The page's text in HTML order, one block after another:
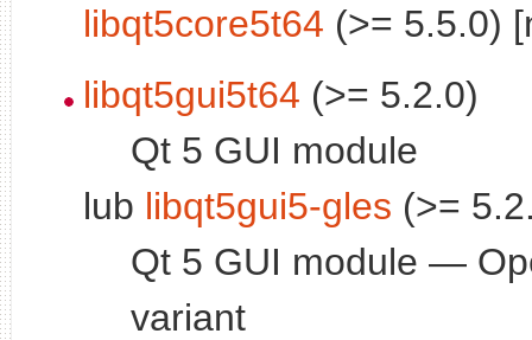
libqt5core5t64 (>= 5.5.0)
libqt5gui5t64 (>= 5.2.0)
Qt 5 GUI module
lub libqt5gui5-gles (>=
Qt 5 GUI module —
variant